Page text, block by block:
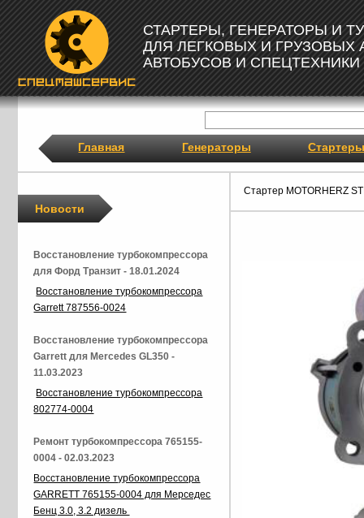
СТАРТЕРЫ, ГЕНЕРАТОРЫ И
ДЛЯ ЛЕГКОВЫХ И ГРУЗОВЫХ
АВТОБУСОВ И СПЕЦТЕХНИКИ
Главная Генераторы Стартеры
Стартер MOTORHERZ
Новости
Восстановление турбокомпрессора
для Форд Транзит - 18.01.2024
Восстановление турбокомпрессора
Garrett 787556-0024
Восстановление турбокомпрессора
Garrett для Mercedes GL350 -
11.03.2023
Восстановление турбокомпрессора
802774-0004
Ремонт турбокомпрессора 765155-
0004 - 02.03.2023
Восстановление турбокомпрессора
GARRETT 765155-0004 для Мерседес
Бенц 3.0, 3.2 дизель